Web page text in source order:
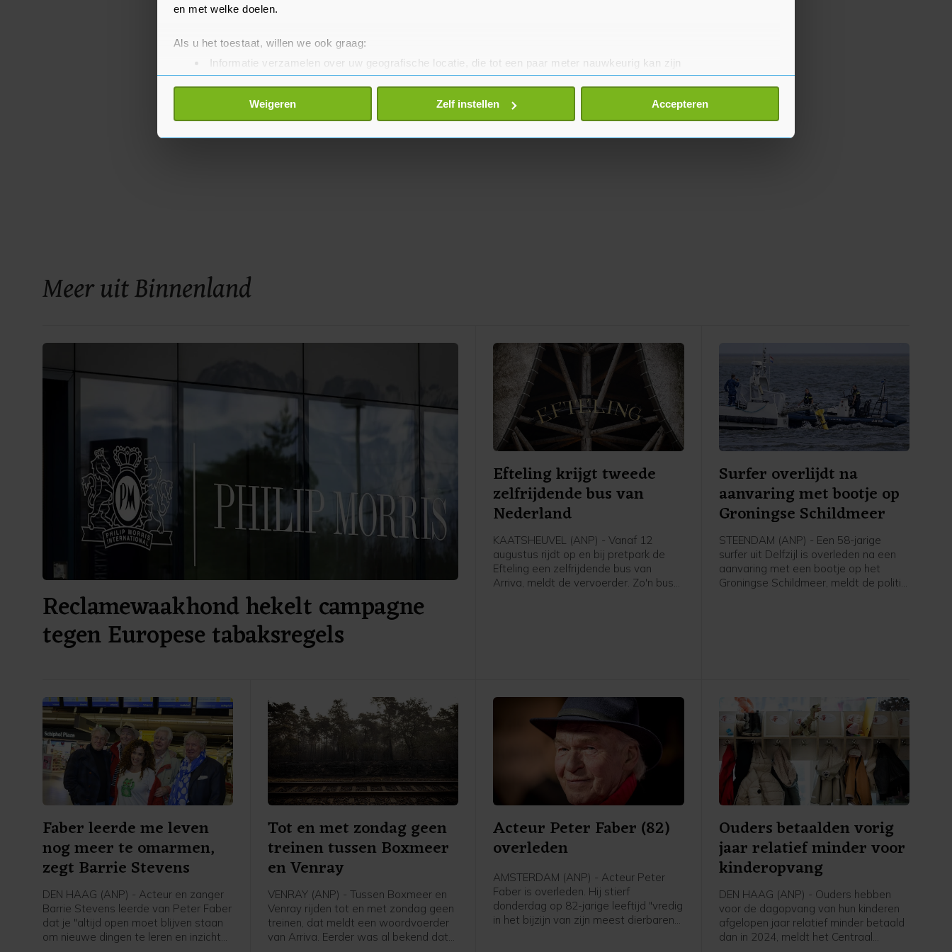
en met welke doelen.
Als u het toestaat, willen we ook graag:
Informatie verzamelen over uw geografische locatie, die tot een paar meter nauwkeurig kan zijn
Uw apparaat identificeren door het actief te scannen op specifieke eigenschappen (fingerprinting)
Lees meer over hoe uw persoonlijke gegevens worden verwerkt en stel uw voorkeuren in het
detailgedeelte
toestemming op elk moment wijzigen of intrekken in de Cookieverklaring.
Weigeren Zelf instellen Accepteren
Meer uit Binnenland
Reclamewaakhond hekelt campagne
tegen Europese tabaksregels
Efteling krijgt tweede
zelfrijdende bus van
Nederland
KAATSHEUVEL (ANP) - Vanaf 12
augustus rijdt op en bij pretpark de
Efteling een zelfrijdende bus van
Arriva, meldt de vervoerder. Zo'n bus
Surfer overlijdt na
aanvaring met bootje op
Groningse Schildmeer
STEENDAM (ANP) - Een 58-jarige
surfer uit Delfzijl is overleden na een
aanvaring met een bootje op het
Groningse Schildmeer, meldt de politie.
Faber leerde me leven
nog meer te omarmen,
zegt Barrie Stevens
DEN HAAG (ANP) - Acteur en zanger
Barrie Stevens leerde van Peter Faber
dat je "altijd open moet blijven staan
om nieuwe dingen te leren en inzichten
Tot en met zondag geen
treinen tussen Boxmeer
en Venray
VENRAY (ANP) - Tussen Boxmeer en
Venray rijden tot en met zondag geen
treinen, dat meldt een woordvoerder
van Arriva. Eerder was al bekend dat
Acteur Peter Faber (82)
overleden
AMSTERDAM (ANP) - Acteur Peter
Faber is overleden. Hij stierf
donderdag op 82-jarige leeftijd "vredig
in het bijzijn van zijn meest dierbaren",
Ouders betaalden vorig
jaar relatief minder voor
kinderopvang
DEN HAAG (ANP) - Ouders hebben
voor de dagopvang van hun kinderen
afgelopen jaar relatief minder betaald
dan in 2024, meldt het Centraal